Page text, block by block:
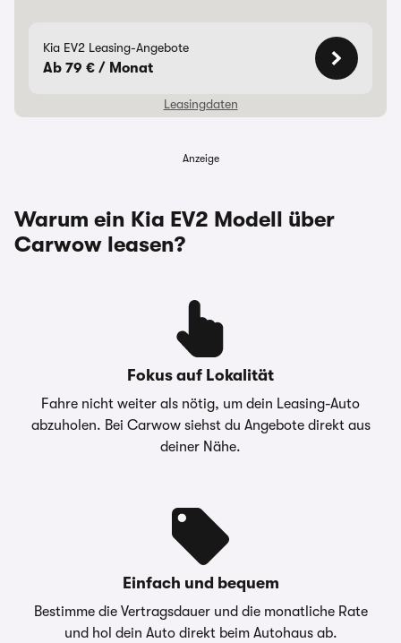
Kia EV2 Leasing-Angebote
Ab 79 € / Monat
Leasingdaten
Monatliche Rate 78,66 €
Jährliche Fahrleistung 5.000 km
6000€ Elektroförderung als
Geschäftsbereich der
Hyundai Capital Bank
Europe GmbH, Friedrich-
Ebert-Anlage 35–37, 60327
Frankfurt am Main
Anzeige
Warum ein Kia EV2 Modell über
Carwow leasen?
Fokus auf Lokalität
Fahre nicht weiter als nötig, um dein Leasing-Auto
abzuholen. Bei Carwow siehst du Angebote direkt aus
deiner Nähe.
Einfach und bequem
Bestimme die Vertragsdauer und die monatliche Rate
und hol dein Auto direkt beim Autohaus ab.